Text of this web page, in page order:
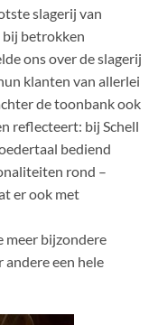
slagerij van
bij betrokken
ons over de slagerij
klanten van allerlei
de toonbank ook
reflecteert: bij Schell
bediend
rond –
er ook met
meer bijzondere
andere een hele